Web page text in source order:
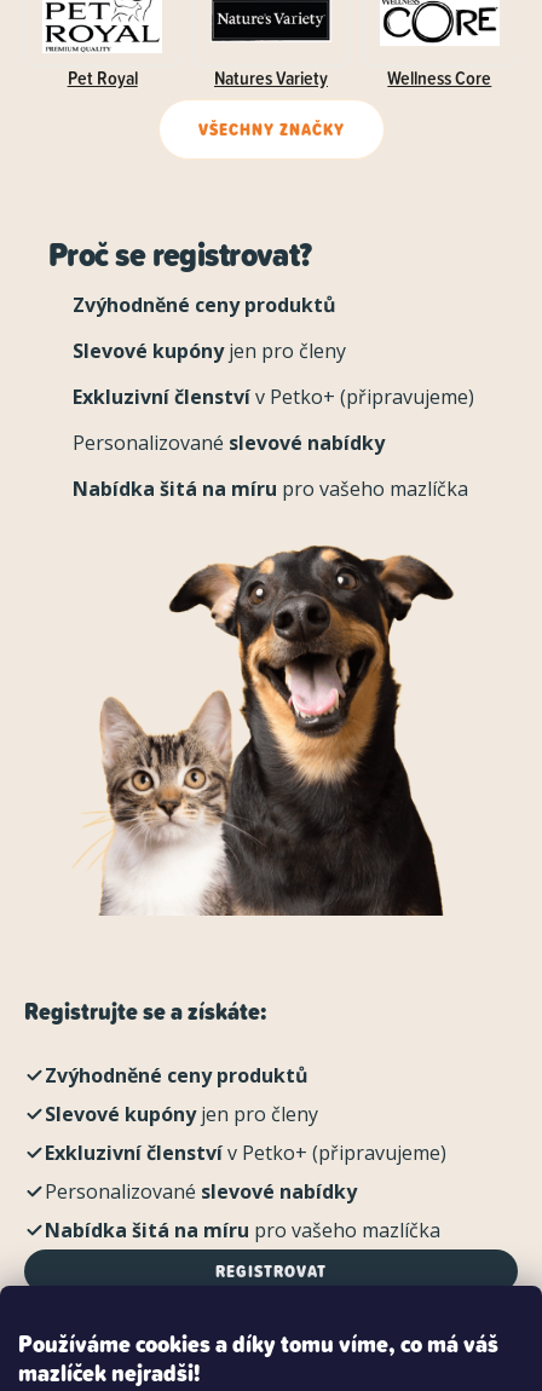
Používáme cookies a díky tomu víme, co má váš
mazlíček nejradši!
Pet Royal Natures Variety Wellness Core
VŠECHNY ZNAČKY
Proč se registrovat?
Zvýhodněné ceny produktů
Slevové kupónyjen pro členy
Exkluzivní členstvív Petko+ (připravujeme)
Personalizované slevové nabídky
Nabídka šitá na míru pro vašeho mazlíčka
Registrujte se a získáte:
Zvýhodněné ceny produktů
Slevové kupónyjen pro členy
Exkluzivní členstvív Petko+ (připravujeme)
Personalizované slevové nabídky
Nabídka šitá na míru pro vašeho mazlíčka
REGISTROVAT